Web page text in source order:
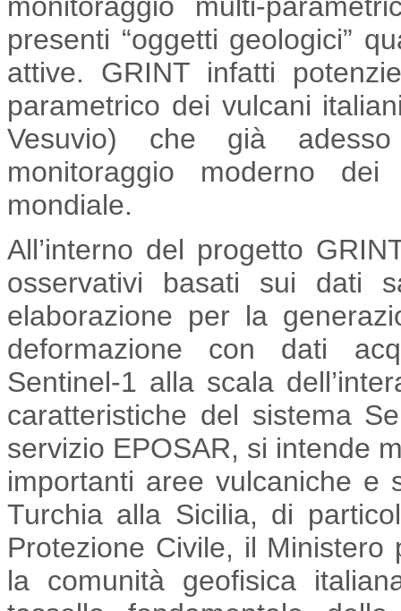
presenti “oggetti geologici”
attive. GRINT infatti
parametrico dei vulcani
Vesuvio) che già
monitoraggio moderno
mondiale.
All’interno del progetto
osservativi basati sui dati
elaborazione per la
deformazione con dati
Sentinel-1 alla scala
caratteristiche del sistema
servizio EPOSAR, si intende
importanti aree vulcaniche e
Turchia alla Sicilia, di
Protezione Civile, il
la comunità geofisica